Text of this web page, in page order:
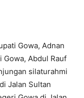
Gowa, Adnan
Gowa, Abdul Rauf
silaturahmi
Jalan Sultan